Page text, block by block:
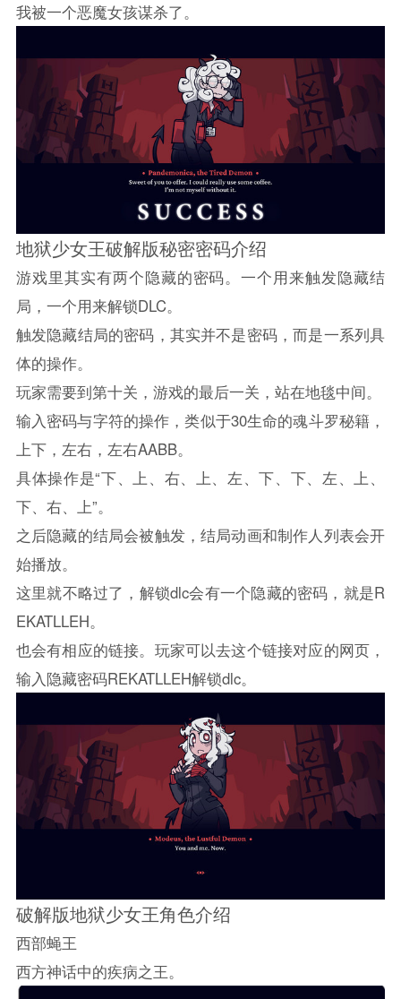
我被一个恶魔女孩谋杀了。
地狱少女王破解版秘密密码介绍
游戏里其实有两个隐藏的密码。一个用来触发隐藏结
局，一个用来解锁DLC。
触发隐藏结局的密码，其实并不是密码，而是一系列具
体的操作。
玩家需要到第十关，游戏的最后一关，站在地毯中间。
输入密码与字符的操作，类似于30生命的魂斗罗秘籍，
上下，左右，左右AABB。
具体操作是“下、上、右、上、左、下、下、左、上、
下、右、上”。
之后隐藏的结局会被触发，结局动画和制作人列表会开
始播放。
这里就不略过了，解锁dlc会有一个隐藏的密码，就是R
EKATLLEH。
也会有相应的链接。玩家可以去这个链接对应的网页，
输入隐藏密码REKATLLEH解锁dlc。
破解版地狱少女王角色介绍
西部蝇王
西方神话中的疾病之王。